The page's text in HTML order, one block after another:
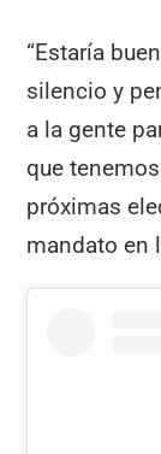
“Estaría
silencio y
a la gente
que
próximas
mandato en